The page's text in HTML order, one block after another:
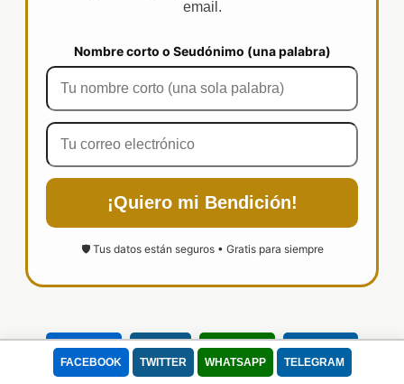
FACEBOOK TWITTER WHATSAPP TELEGRAM
email.
Nombre corto o Seudónimo (una palabra)
¡Quiero mi Bendición!
🛡️ Tus datos están seguros • Gratis para siempre
FACEBOOK TWITTER WHATSAPP TELEGRAM